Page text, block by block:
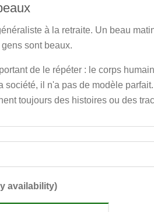
à la retraite. Un beau
sont beaux.
de le répéter : le corps
société, il n'a pas de modèle
toujours des histoires ou des
availability)